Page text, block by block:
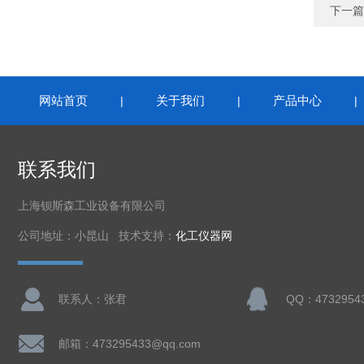
下一
网站首页 | 关于我们 | 产品中心
联系我们
上海钡斯森工业设备有限公司
公司地址：小昆山 技术支持： 化工仪器网
联系人：张君 QQ：
邮箱：473295433@qq.com